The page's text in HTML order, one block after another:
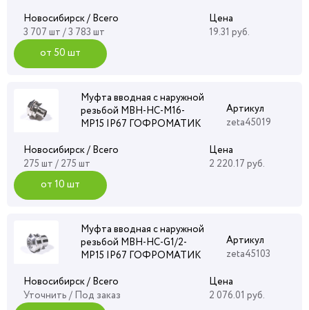
Новосибирск / Всего
3 707 шт / 3 783 шт
Цена
19.31 руб.
от 50 шт
Муфта вводная с наружной
резьбой МВН-НС-М16-
МР15 IP67 ГОФРОМАТИК
Артикул
zeta45019
Новосибирск / Всего
275 шт / 275 шт
Цена
2 220.17 руб.
от 10 шт
Муфта вводная с наружной
резьбой МВН-НС-G1/2-
МР15 IP67 ГОФРОМАТИК
Артикул
zeta45103
Новосибирск / Всего
Уточнить / Под заказ
Цена
2 076.01 руб.